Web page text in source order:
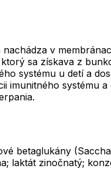
v
sa získava z
systému u detí a
imunitného systému
betaglukány
laktát zinočnatý;